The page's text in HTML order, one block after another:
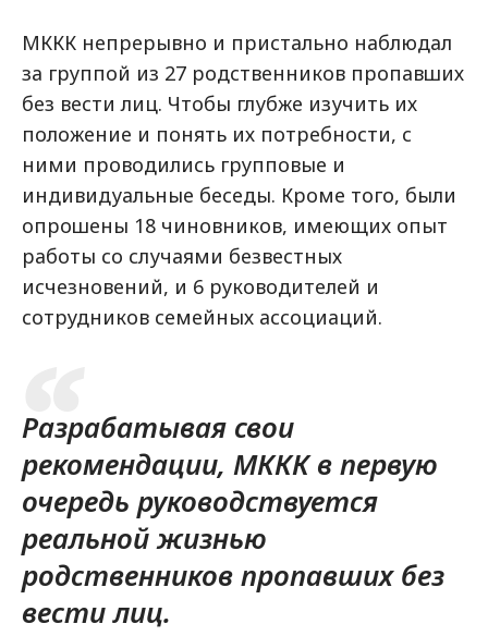
МККК непрерывно и пристально наблюдал
за группой из 27 родственников пропавших
без вести лиц. Чтобы глубже изучить их
положение и понять их потребности, с
ними проводились групповые и
индивидуальные беседы. Кроме того, были
опрошены 18 чиновников, имеющих опыт
работы со случаями безвестных
исчезновений, и 6 руководителей и
сотрудников семейных ассоциаций.
Разрабатывая свои
рекомендации, МККК в первую
очередь руководствуется
реальной жизнью
родственников пропавших без
вести лиц.